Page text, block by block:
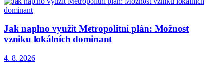
Jak naplno využít Metropolitní plán: Možnost
vzniku lokálních dominant
4. 8. 2026